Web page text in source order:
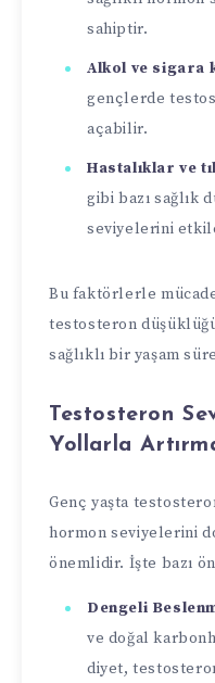
sahiptir.
Alkol ve sigara
gençlerde
açabilir.
Hastalıklar ve
gibi bazı sağlık
seviyelerini
Bu faktörlerle
testosteron
sağlıklı bir yaşam
Testosteron
Yollarla
Genç yaşta
hormon seviyelerini
önemlidir. İşte bazı
Dengeli
ve doğal
diyet,